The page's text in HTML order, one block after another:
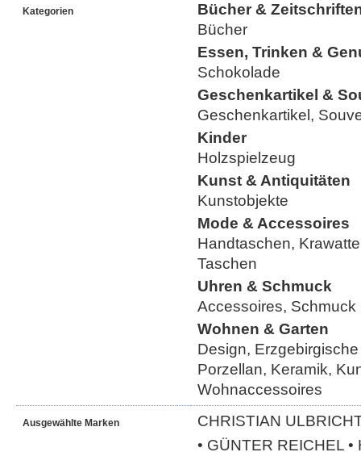
Kategorien
Bücher &
Bücher
Essen, Trinken &
Schokolade
Geschenkartikel &
Geschenkartikel,
Kinder
Holzspielzeug
Kunst & Antiquitäten
Kunstobjekte
Mode & Accessoires
Handtaschen,
Taschen
Uhren & Schmuck
Accessoires, Schmuck
Wohnen & Garten
Design,
Porzellan, Keramik,
Wohnaccessoires
Ausgewählte Marken
CHRISTIAN
• GÜNTER REICHEL